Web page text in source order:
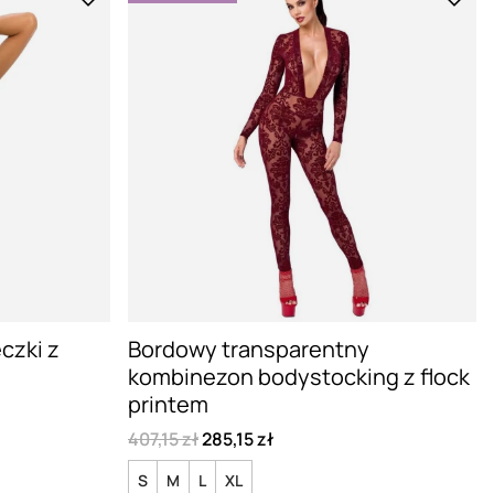
z
Bordowy transparentny
kombinezon bodystocking z flock
printem
407,15 zł285,15 zł
S M L XL